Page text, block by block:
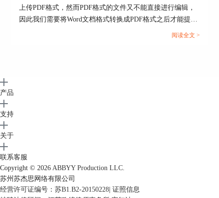
再次打开office文档的文件设置界面，如图11
所示如果看到此界面“保护文档”区域的背景颜色消
office软件无法对pdf文件进行密码的设置。这时我
们就可以借助专业的pdf编辑软件ABBYY
FineReader 15实现对pdf文件的加密、解密和取消密
码。
上传PDF格式，然而PDF格式的文件又不能直接进行编辑，
因此我们需要将Word文档格式转换成PDF格式之后才能提
交。但这也引发了一系列的问题，例如转换成Word文档后存
阅读全文 >
产品
支持
关于
联系客服
Copyright © 2026 ABBYY Production LLC.
苏州苏杰思网络有限公司
经营许可证编号：苏B1.B2-20150228| 证照信息